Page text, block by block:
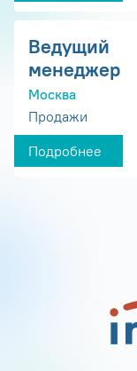
Ведущий
менеджер
Москва
Продажи
Подробнее